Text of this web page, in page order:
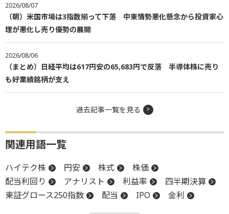
2026/08/07
（朝）米国市場は3指数揃って下落 中東情勢悪化懸念から投資家心
理が悪化し売り優勢の展開
2026/08/06
（まとめ）日経平均は617円安の65,683円で反落 半導体株に売り
も好業績銘柄が支え
過去記事一覧を見る
関連用語一覧
ハイテク株 円安 株式
株価
配当利回り
アナリスト 利益率
四半期決算
東証グロース250指数
配当 IPO
金利